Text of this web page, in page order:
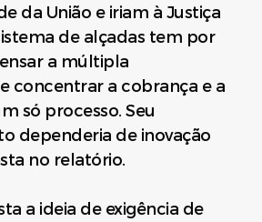
da União e iriam à Justiça
de alçadas tem por
a múltipla
concentrar a cobrança e a
só processo. Seu
dependeria de inovação
no relatório.
a ideia de exigência de